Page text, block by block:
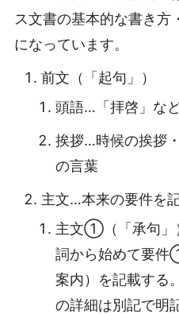
ス文書の基本的な書き方
になっています。
前文（「起句」）
頭語…「拝啓」な
挨拶…時候の挨拶
の言葉
主文…本来の要件を
主文①（「承句」
詞から始めて要件
案内）を記載する
の詳細は別記で明